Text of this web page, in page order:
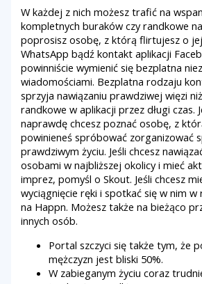
W każdej z nich możesz trafić na
kompletnych buraków czy randkowe
poprosisz osobę, z którą flirtujesz o
WhatsApp bądź kontakt aplikacji
powinniście wymienić się bezplatna
wiadomościami. Bezplatna rodzaju
sprzyja nawiązaniu prawdziwej więzi
randkowe w aplikacji przez długi czas.
naprawdę chcesz poznać osobę, z
powinieneś spróbować zorganizować
prawdziwym życiu. Jeśli chcesz
osobami w najbliższej okolicy i mieć
imprez, pomyśl o Skout. Jeśli chcesz
wyciągnięcie ręki i spotkać się w nim w
na Happn. Możesz także na bieżąco
innych osób.
Portal szczyci się także tym, że
mężczyzn jest bliski 50%.
W zabieganym życiu coraz